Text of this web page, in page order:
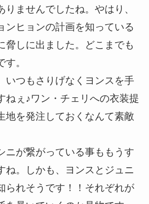
りませんでしたね。やはり、
ンヒョンの計画を知っている
脅しに出ました。どこまでも
。
いつもさりげなくヨンスを手
ねぇ♪ワン・チェリへの衣装提
地を発注しておくなんて素敵
ニが繋がっている事ももうす
ね。しかも、ヨンスとジュニ
られそうです！！それぞれが